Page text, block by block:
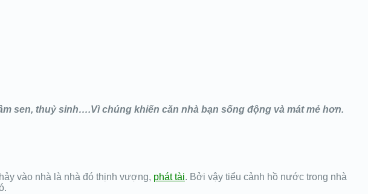
sen, thuỷ sinh….Vì chúng khiến căn nhà bạn sống động và mát mẻ hơn.
vào nhà là nhà đó thịnh vượng, phát tài. Bởi vậy tiểu cảnh hồ nước trong nhà